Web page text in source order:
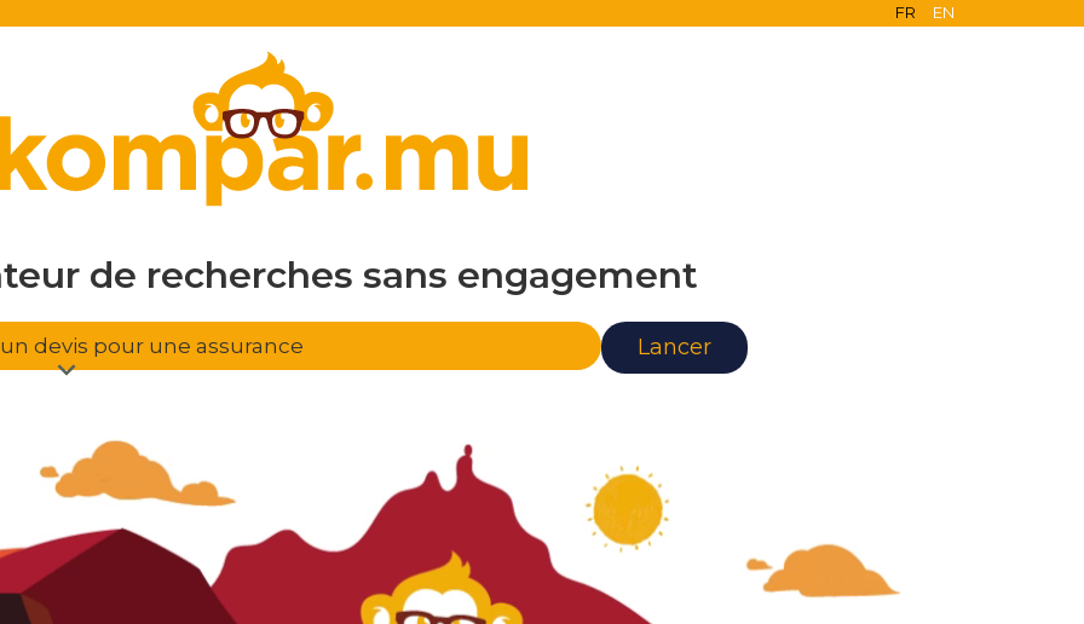
FR EN
de recherches
en ligne
sans engagement
d'assurance
devis pour une assurance Lancer